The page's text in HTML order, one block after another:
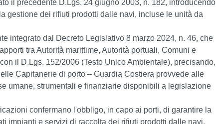
il precedente D.Lgs. 24 giugno 2003, n. 182, introducendo
gestione dei rifiuti prodotti dalle navi, incluse le unità da
integrato dal Decreto Legislativo 8 marzo 2024, n. 46, che
tra Autorità marittime, Autorità portuali, Comuni e
il D.Lgs. 152/2006 (Testo Unico Ambientale), precisando,
Capitanerie di porto – Guardia Costiera provvede alle
umane, strumentali e finanziarie disponibili a legislazione
confermano l'obbligo, in capo ai porti, di garantire la
impianti e servizi di raccolta dei rifiuti prodotti dalle navi,